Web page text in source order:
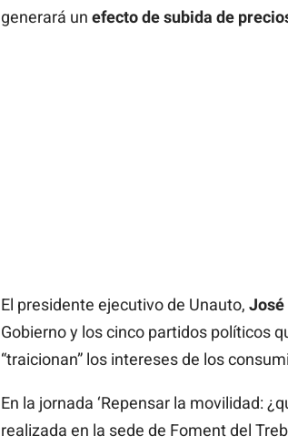
generará un efecto de subida de
El presidente ejecutivo de Unauto, José
Gobierno y los cinco partidos políticos
“traicionan” los intereses de los
En la jornada ‘Repensar la movilidad:
realizada en la sede de Foment del